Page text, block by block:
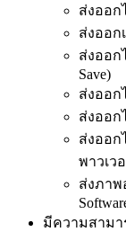
ส่งออก
ส่งออก
ส่งออก
Save)
ส่งออก
ส่งออก
ส่งออก
พาวเว
ส่งภาพ
มีความสามา